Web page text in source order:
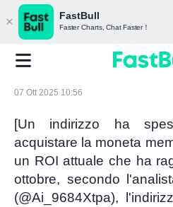
FastBull
Faster Charts, Chat Faster！
07 Ott 2025 10:56
[Un indirizzo ha
acquistare la moneta
un ROI attuale che ha
ottobre, secondo
(@Ai_9684Xtpa),